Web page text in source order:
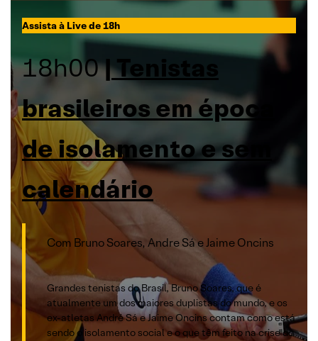
Assista à Live de 18h
18h00|Tenistas
brasileiros em época
de isolamento e sem
calendário
Com Bruno Soares, Andre Sá e Jaime Oncins
Grandes tenistas do Brasil, Bruno Soares, que é
atualmente um dos maiores duplistas do mundo, e os
ex-atletas André Sá e Jaime Oncins contam como está
sendo o isolamento social e o que têm feito na crise do